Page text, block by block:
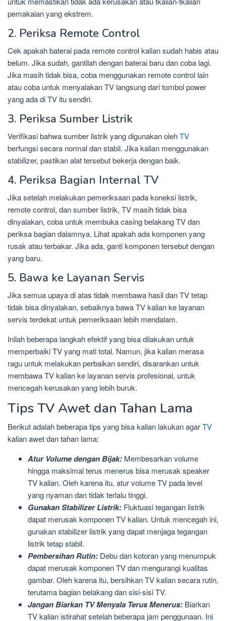
pemakaian yang ekstrem.
2. Periksa Remote Control
Cek apakah baterai pada remote control kalian sudah habis atau
belum. Jika sudah, gantilah dengan baterai baru dan coba lagi.
Jika masih tidak bisa, coba menggunakan remote control lain
atau coba untuk menyalakan TV langsung dari tombol power
yang ada di TV itu sendiri.
3. Periksa Sumber Listrik
Verifikasi bahwa sumber listrik yang digunakan olehTV
berfungsi secara normal dan stabil. Jika kalian menggunakan
stabilizer, pastikan alat tersebut bekerja dengan baik.
4. Periksa Bagian Internal TV
Jika setelah melakukan pemeriksaan pada koneksi listrik,
remote control, dan sumber listrik, TV masih tidak bisa
dinyalakan, coba untuk membuka casing belakang TV dan
periksa bagian dalamnya. Lihat apakah ada komponen yang
rusak atau terbakar. Jika ada, ganti komponen tersebut dengan
yang baru.
5. Bawa ke Layanan Servis
Jika semua upaya di atas tidak membawa hasil dan TV tetap
tidak bisa dinyalakan, sebaiknya bawa TV kalian ke layanan
servis terdekat untuk pemeriksaan lebih mendalam.
Inilah beberapa langkah efektif yang bisa dilakukan untuk
memperbaiki TV yang mati total. Namun, jika kalian merasa
ragu untuk melakukan perbaikan sendiri, disarankan untuk
membawa TV kalian ke layanan servis profesional, untuk
mencegah kerusakan yang lebih buruk.
Tips TV Awet dan Tahan Lama
Berikut adalah beberapa tips yang bisa kalian lakukan agarTV
kalian awet dan tahan lama:
Atur Volume dengan Bijak: Membesarkan volume
hingga maksimal terus menerus bisa merusak speaker
TV kalian. Oleh karena itu, atur volume TV pada level
yang nyaman dan tidak terlalu tinggi.
Gunakan Stabilizer Listrik: Fluktuasi tegangan listrik
dapat merusak komponen TV kalian. Untuk mencegah ini,
gunakan stabilizer listrik yang dapat menjaga tegangan
listrik tetap stabil.
Pembersihan Rutin: Debu dan kotoran yang menumpuk
dapat merusak komponen TV dan mengurangi kualitas
gambar. Oleh karena itu, bersihkan TV kalian secara rutin,
terutama bagian belakang dan sisi-sisi TV.
Jangan Biarkan TV Menyala Terus Menerus: Biarkan
TV kalian istirahat setelah beberapa jam penggunaan. Ini